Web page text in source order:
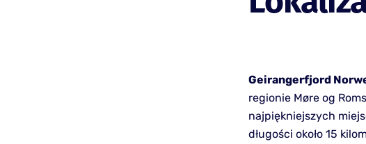
Geirangerfjord
regionie Møre og
najpiękniejszych
długości około 15